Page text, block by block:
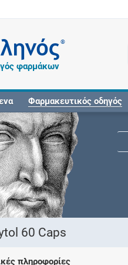
®
φαρμάκων
Φαρμακευτικός οδηγός
60 Caps
πληροφορίες